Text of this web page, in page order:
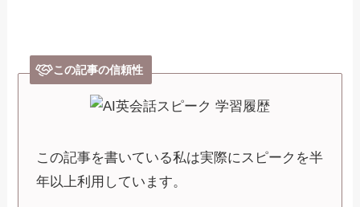
この記事の信頼性
この記事を書いている私は実際にスピークを半
年以上利用しています。